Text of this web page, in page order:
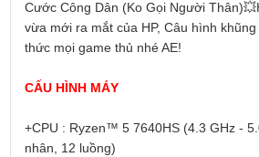
Cước Công Dân (Ko Gọi Người Thân)💥
vừa mới ra mắt của HP, Câu hình
thức mọi game thủ nhé AE!
CẤU HÌNH MÁY
+CPU : Ryzen™ 5 7640HS (4.3 GHz -
nhân, 12 luồng)